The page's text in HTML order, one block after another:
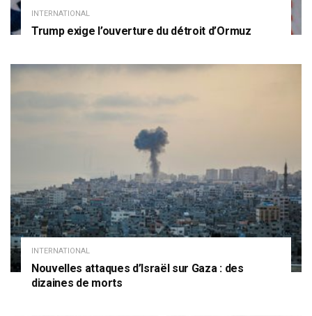
INTERNATIONAL
Trump exige l’ouverture du détroit d’Ormuz
INTERNATIONAL
Nouvelles attaques d’Israël sur Gaza : des
dizaines de morts